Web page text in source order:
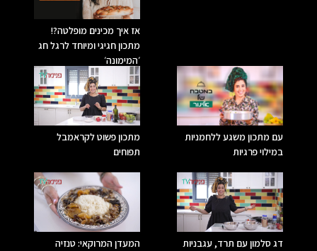
אז איך מכינים מופלטה?!
מתכון חגיגי ומיוחד לרגל חג
׳המימונה׳
עם מתכון משגע ללחמניות
במילוי פרגיות
מתכון פשוט לקראמבל
תפוחים
דג סלמון עם תרד, עגבניות
המעדן המרוקאי: טנזיה